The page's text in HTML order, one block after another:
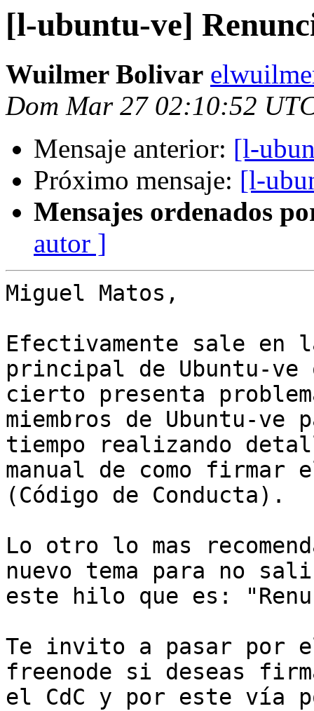
[l-ubuntu-ve]
Wuilmer Bolivar
Dom Mar 27 02:10:52
Mensaje anterior: [l-
Próximo mensaje: [l-
Mensajes ordenados
autor ]
Miguel Matos,
Efectivamente sale en
principal de Ubuntu-ve
cierto presenta
miembros de Ubuntu-ve
tiempo realizando
manual de como firmar
(Código de Conducta).
Lo otro lo mas
nuevo tema para no
este hilo que es:
Te invito a pasar por
freenode si deseas
el CdC y por este vía